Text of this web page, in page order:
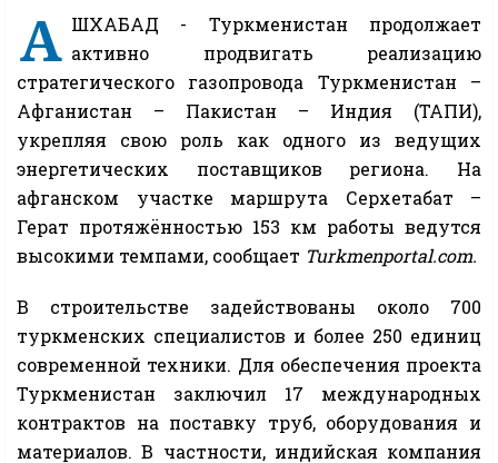
А ШХАБАД - Туркменистан продолжает
активно продвигать реализацию
стратегического газопровода Туркменистан –
Афганистан – Пакистан – Индия (ТАПИ),
укрепляя свою роль как одного из ведущих
энергетических поставщиков региона. На
афганском участке маршрута Серхетабат –
Герат протяжённостью 153 км работы ведутся
высокими темпами, сообщает Turkmenportal.com.
В строительстве задействованы около 700
туркменских специалистов и более 250 единиц
современной техники. Для обеспечения проекта
Туркменистан заключил 17 международных
контрактов на поставку труб, оборудования и
материалов. В частности, индийская компания